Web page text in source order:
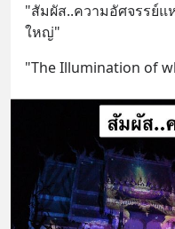
"สัมผัส..ความอัศจรรย์แ
ใหญ่"
"The Illumination of